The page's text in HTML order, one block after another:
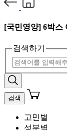
[국민영양] 6박스
검색하기
검색
고민별
성분별